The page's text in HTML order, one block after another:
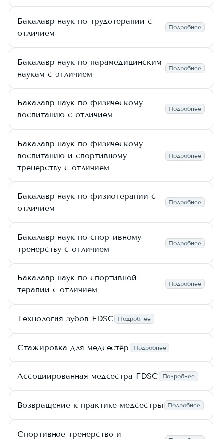
Бакалавр наук по трудотерапии с
отличием
Подробнее
Бакалавр наук по парамедицинским
наукам с отличием
Подробнее
Бакалавр наук по физическому
воспитанию с отличием
Подробнее
Бакалавр наук по физическому
воспитанию и спортивному
тренерству с отличием
Подробнее
Бакалавр наук по физиотерапии с
отличием
Подробнее
Бакалавр наук по спортивному
тренерству с отличием
Подробнее
Бакалавр наук по спортивной
терапии с отличием
Подробнее
Технология зубов FDSC Подробнее
Стажировка для медсестёр Подробнее
Ассоциированная медсестра FDSC Подробнее
Возвращение к практике медсестры Подробнее
Спортивное тренерство и